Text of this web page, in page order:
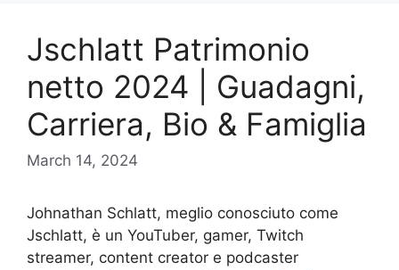
Jschlatt Patrimonio
netto 2024 | Guadagni,
Carriera, Bio & Famiglia
March 14, 2024
Johnathan Schlatt, meglio conosciuto come
Jschlatt, è un YouTuber, gamer, Twitch
streamer, content creator e podcaster